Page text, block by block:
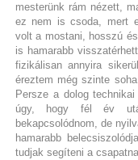
mesterünk rám nézett,
ez nem is csoda, mert
volt a mostani, hosszú
is hamarabb
fizikálisan annyira
éreztem még szinte
Persze a dolog
úgy, hogy fél év
bekapcsolódnom, de
hamarabb
tudjak segíteni a